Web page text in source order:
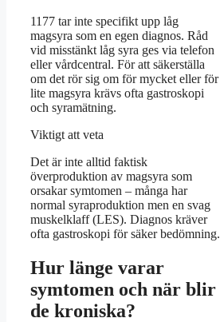
1177 tar inte specifikt upp låg
magsyra som en egen diagnos. Råd
vid misstänkt låg syra ges via telefon
eller vårdcentral. För att säkerställa
om det rör sig om för mycket eller för
lite magsyra krävs ofta gastroskopi
och syramätning.
Viktigt att veta
Det är inte alltid faktisk
överproduktion av magsyra som
orsakar symtomen – många har
normal syraproduktion men en svag
muskelklaff (LES). Diagnos kräver
ofta gastroskopi för säker bedömning.
Hur länge varar
symtomen och när blir
de kroniska?